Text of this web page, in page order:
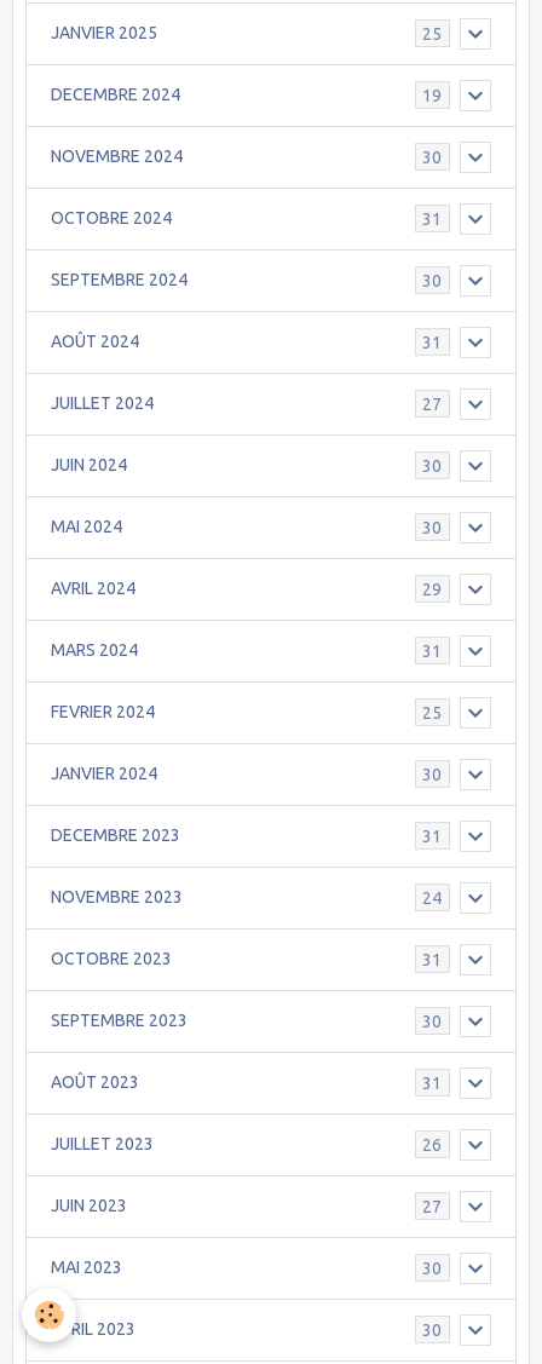
JANVIER 2025 25
DECEMBRE 2024 19
NOVEMBRE 2024 30
OCTOBRE 2024 31
SEPTEMBRE 2024 30
AOÛT 2024 31
JUILLET 2024 27
JUIN 2024 30
MAI 2024 30
AVRIL 2024 29
MARS 2024 31
FEVRIER 2024 25
JANVIER 2024 30
DECEMBRE 2023 31
NOVEMBRE 2023 24
OCTOBRE 2023 31
SEPTEMBRE 2023 30
AOÛT 2023 31
JUILLET 2023 26
JUIN 2023 27
MAI 2023 30
AVRIL 2023 30